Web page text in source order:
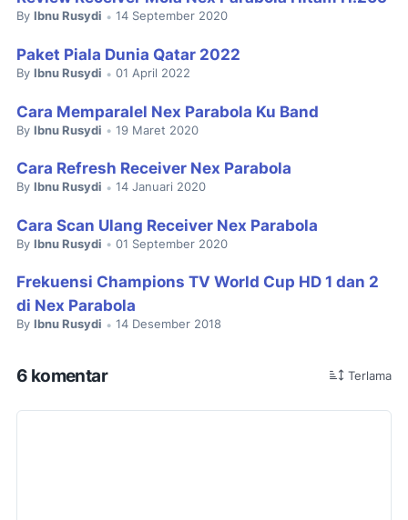
By Ibnu Rusydi • 14 September 2020
Paket Piala Dunia Qatar 2022
By Ibnu Rusydi • 01 April 2022
Cara Memparalel Nex Parabola Ku Band
By Ibnu Rusydi • 19 Maret 2020
Cara Refresh Receiver Nex Parabola
By Ibnu Rusydi • 14 Januari 2020
Cara Scan Ulang Receiver Nex Parabola
By Ibnu Rusydi • 01 September 2020
Frekuensi Champions TV World Cup HD 1 dan 2
di Nex Parabola
By Ibnu Rusydi • 14 Desember 2018
6 komentar Terlama